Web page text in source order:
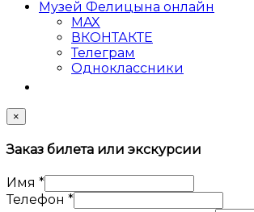
Музей Фелицына онлайн
MAX
ВКОНТАКТЕ
Телеграм
Одноклассники
×
Заказ билета или экскурсии
Имя *
Телефон *